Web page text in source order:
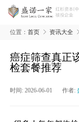
位置： 首页 资讯大全
癌症筛查真正
检套餐推荐
时间: 2026-06-01 作者: